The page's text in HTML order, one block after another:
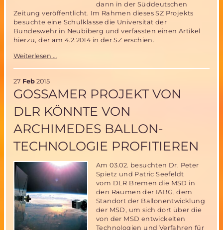
dann in der Süddeutschen
Zeitung veröffentlicht. Im Rahmen dieses SZ Projekts
besuchte eine Schulklasse die Universität der
Bundeswehr in Neubiberg und verfassten einen Artikel
hierzu, der am 4.2.2014 in der SZ erschien.
Weiterlesen …
Münchner
Schüler
schreiben
in
der
Süddeutschen
über
MSD-
Projekt
Archimedes
27 Feb 2015
GOSSAMER PROJEKT VON
DLR KÖNNTE VON
ARCHIMEDES BALLON-
TECHNOLOGIE PROFITIEREN
Am 03.02. besuchten Dr. Peter
Spietz und Patric Seefeldt
vom DLR Bremen die MSD in
den Räumen der IABG, dem
Standort der Ballonentwicklung
der MSD, um sich dort über die
von der MSD entwickelten
Technologien und Verfahren für